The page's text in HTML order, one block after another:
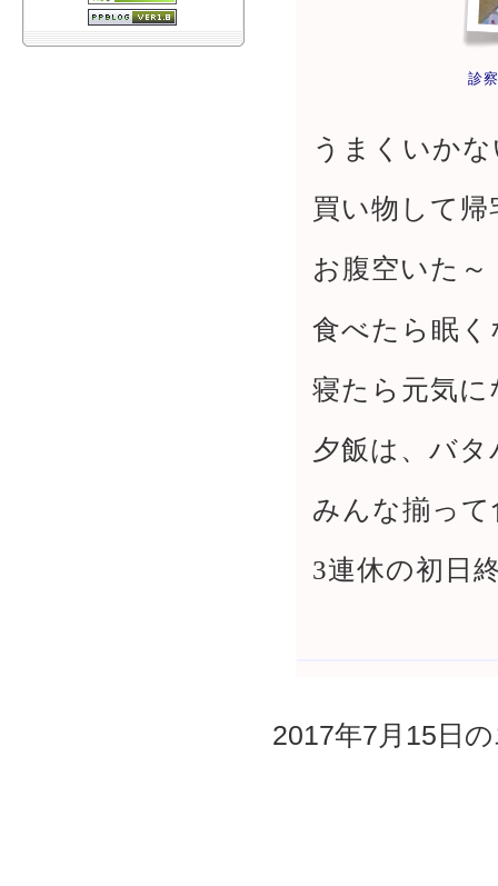
診
うまくいか
買い物して
お腹空いた～
食べたら眠
寝たら元気に
夕飯は、バ
みんな揃っ
3連休の初日
2017年7月15日